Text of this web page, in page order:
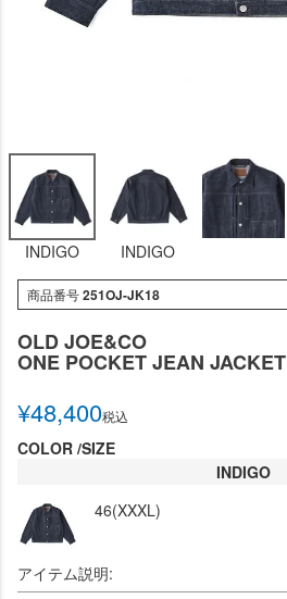
INDIGO INDIGO
商品番号251OJ-JK18
OLD JOE&CO
ONE POCKET JEAN JACKET
¥48,400税込
COLOR SIZE
INDIGO
46(XXXL)
アイテム説明: